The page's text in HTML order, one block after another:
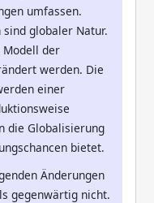
umfassen.
globaler Natur.
Modell der
werden. Die
einer
die Globalisierung
bietet.
Änderungen
gegenwärtig nicht.